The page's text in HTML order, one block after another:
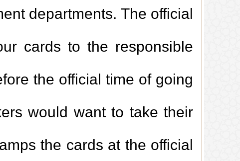
departments. The official
cards to the responsible
the official time of going
would want to take their
the cards at the official